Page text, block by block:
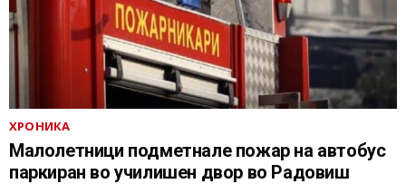
ХРОНИКА
Малолетници подметнале пожар на автобус
паркиран во училишен двор во Радовиш